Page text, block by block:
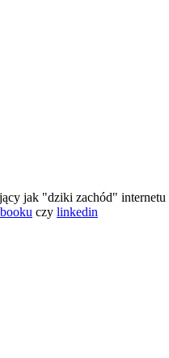
jak "dziki zachód"
czy linkedin